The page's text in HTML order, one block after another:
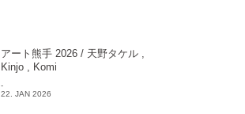
アート熊手 2026 / 天野タケル ,
Kinjo , Komi
-
22. JAN 2026